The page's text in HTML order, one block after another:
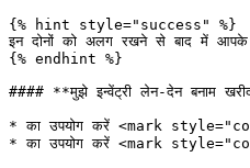
{% hint style="success" %}
इन दोनों को अलग रखने से बाद में आपके
{% endhint %}
#### **मुझे इन्वेंट्री लेन-देन बनाम
* का उपयोग करें <mark
* का उपयोग करें <mark